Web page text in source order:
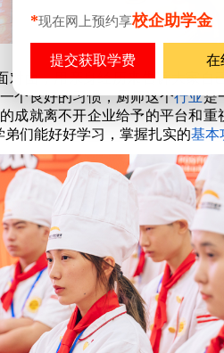
对面，用亲身经历来告诉大家自
个良好的习惯，厨师这个行业是
成就离不开企业给予的平台和
们能好好学习，掌握扎实的基本
*现在网上预约享校企助学金
在